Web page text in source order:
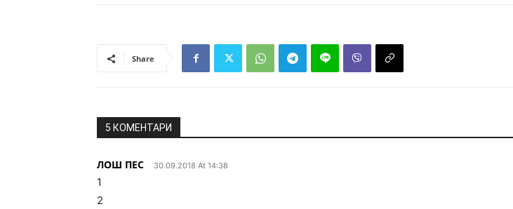
Share
5 КОМЕНТАРИ
ЛОШ ПЕС 30.09.2018 At 14:38
1
2